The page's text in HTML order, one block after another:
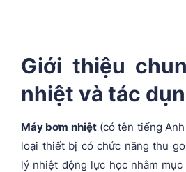
Giới thiệu
nhiệt và tác
Máy bơm nhiệt(có tên tiếng
loại thiết bị có chức năng thu
lý nhiệt động lực học nhằm